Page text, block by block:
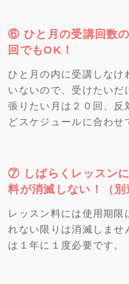
⑥ ひと月の受講回数
回でもOK！
ひと月の内に受講しなけ
いないので、受けたいだ
張りたい月は２０回、反
どスケジュールに合わせ
⑦ しばらくレッスン
料が消滅しない！（別
レッスン料には使用期限
れない限りは消滅しませ
は１年に１度必要です。